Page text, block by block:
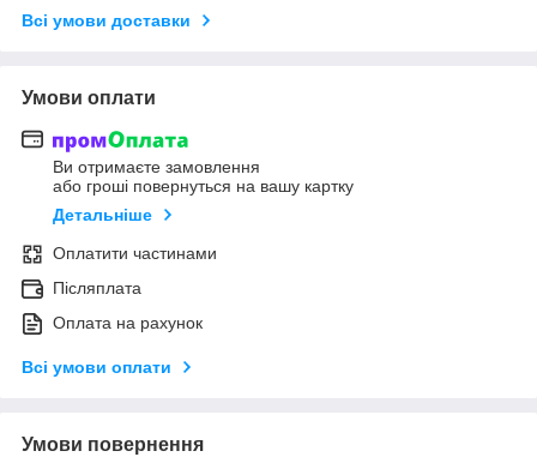
Всі умови доставки
Умови оплати
Ви отримаєте замовлення
або гроші повернуться на вашу картку
Детальніше
Оплатити частинами
Післяплата
Оплата на рахунок
Всі умови оплати
Умови повернення